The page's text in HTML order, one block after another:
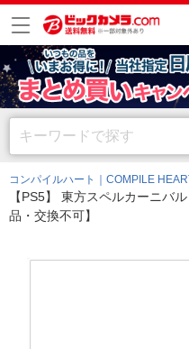
コンパイルハート｜COMPILE
【PS5】 東方スペルカーニバ
品・交換不可】